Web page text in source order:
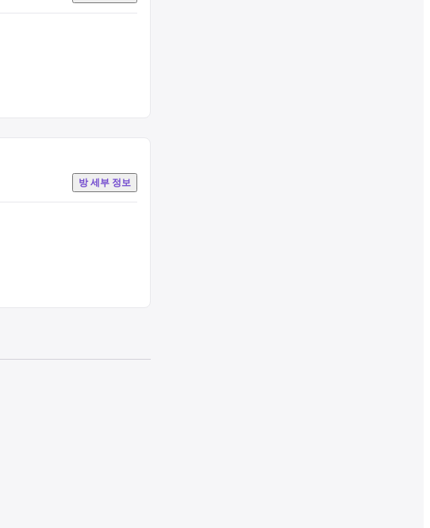
방 세부 정보